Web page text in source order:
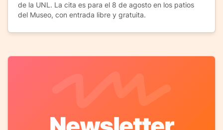
de la UNL. La cita es para el 8 de agosto en los patios
del Museo, con entrada libre y gratuita.